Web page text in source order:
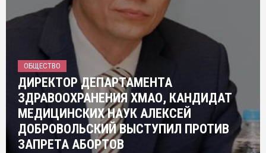
ОБЩЕСТВО
ДИРЕКТОР ДЕПАРТАМЕНТА
ЗДРАВООХРАНЕНИЯ ХМАО, КАНДИДАТ
МЕДИЦИНСКИХ НАУК АЛЕКСЕЙ
ДОБРОВОЛЬСКИЙ ВЫСТУПИЛ ПРОТИВ
ЗАПРЕТА АБОРТОВ